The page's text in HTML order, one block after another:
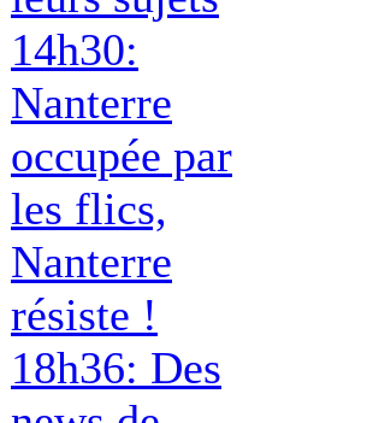
14h30:
Nanterre
occupée par
les flics,
Nanterre
résiste !
18h36: Des